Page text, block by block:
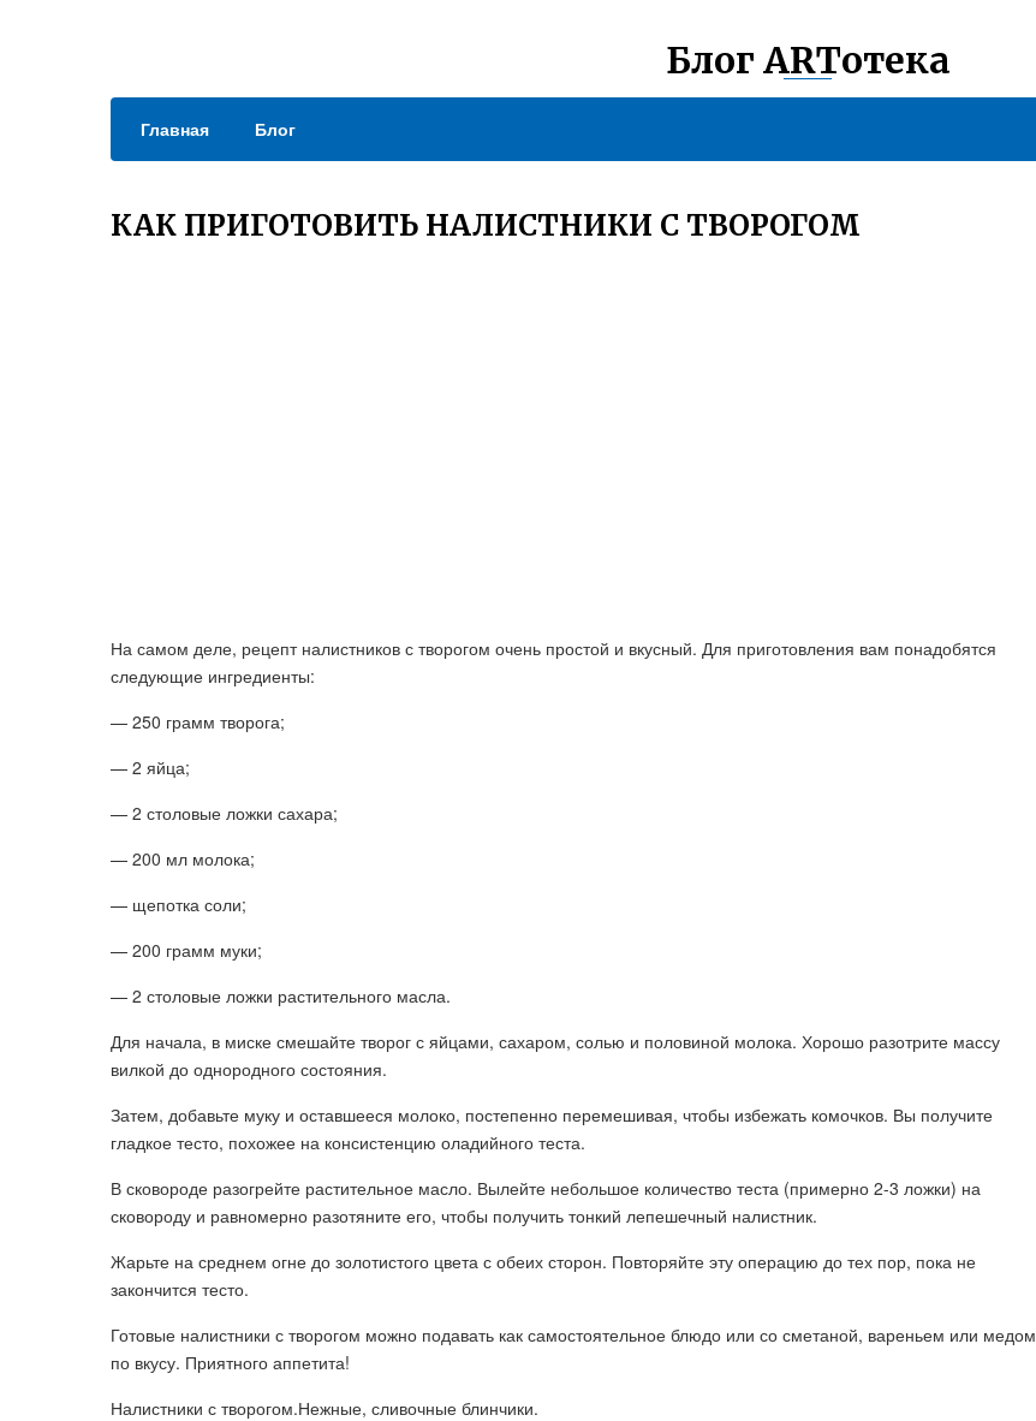
Блог ARTотека
Главная Блог
КАК ПРИГОТОВИТЬ НАЛИСТНИКИ С ТВОРОГОМ
На самом деле, рецепт налистников с творогом очень простой и вкусный. Для приготовления вам понадобятся
следующие ингредиенты:
— 250 грамм творога;
— 2 яйца;
— 2 столовые ложки сахара;
— 200 мл молока;
— щепотка соли;
— 200 грамм муки;
— 2 столовые ложки растительного масла.
Для начала, в миске смешайте творог с яйцами, сахаром, солью и половиной молока. Хорошо разотрите массу
вилкой до однородного состояния.
Затем, добавьте муку и оставшееся молоко, постепенно перемешивая, чтобы избежать комочков. Вы получите
гладкое тесто, похожее на консистенцию оладийного теста.
В сковороде разогрейте растительное масло. Вылейте небольшое количество теста (примерно 2-3 ложки) на
сковороду и равномерно разотяните его, чтобы получить тонкий лепешечный налистник.
Жарьте на среднем огне до золотистого цвета с обеих сторон. Повторяйте эту операцию до тех пор, пока не
закончится тесто.
Готовые налистники с творогом можно подавать как самостоятельное блюдо или со сметаной, вареньем или медом
по вкусу. Приятного аппетита!
Налистники с творогом.Нежные, сливочные блинчики.